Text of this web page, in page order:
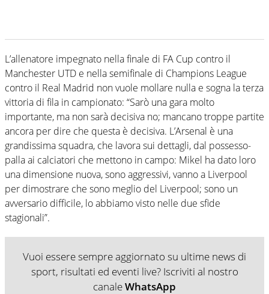
L’allenatore impegnato nella finale di FA Cup contro il
Manchester UTD e nella semifinale di Champions League
contro il Real Madrid non vuole mollare nulla e sogna la terza
vittoria di fila in campionato: “Sarò una gara molto
importante, ma non sarà decisiva no; mancano troppe partite
ancora per dire che questa è decisiva. L’Arsenal è una
grandissima squadra, che lavora sui dettagli, dal possesso-
palla ai calciatori che mettono in campo: Mikel ha dato loro
una dimensione nuova, sono aggressivi, vanno a Liverpool
per dimostrare che sono meglio del Liverpool; sono un
avversario difficile, lo abbiamo visto nelle due sfide
stagionali”.
Vuoi essere sempre aggiornato su ultime news di
sport, risultati ed eventi live? Iscriviti al nostro
canaleWhatsApp